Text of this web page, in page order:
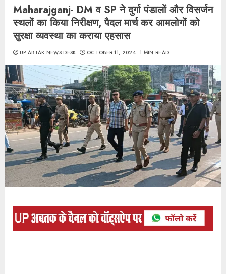
Maharajganj- DM व SP ने दुर्गा पंडालों और विसर्जन
स्थलों का किया निरीक्षण, पैदल मार्च कर आमलोगों को
सुरक्षा व्यवस्था का कराया एहसास
UP ABTAK NEWS DESK OCTOBER 11, 2024 1 MIN READ